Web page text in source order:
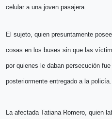
celular a una joven pasajera.
El sujeto, quien presuntamente
cosas en los buses sin que las
por quienes le daban persecución
posteriormente entregado a la policía.
La afectada Tatiana Romero, quien